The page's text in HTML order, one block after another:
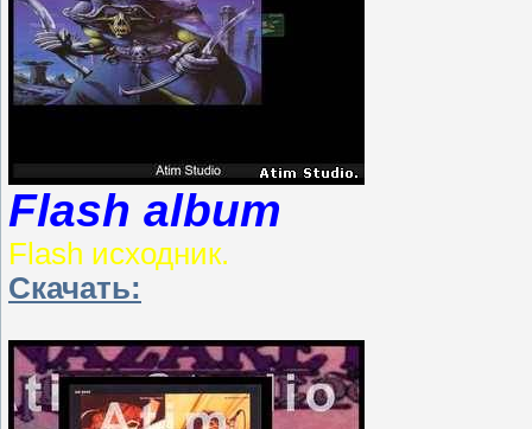
Flash album
Flash исходник.
Скачать: